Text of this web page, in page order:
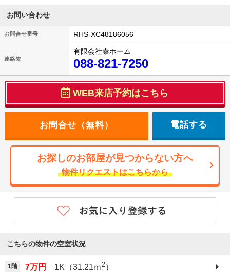
お問い合わせ
お問合せ番号 RHS-XC48186056
連絡先
有限会社秦ホーム
088-821-7250
WEB来店予約はこちら
電話する
お探しのお部屋が見つからない方へ
物件リクエストはこちらから
こちらの物件の空室状況
1階 7万円 1K（31.21ｍ2）